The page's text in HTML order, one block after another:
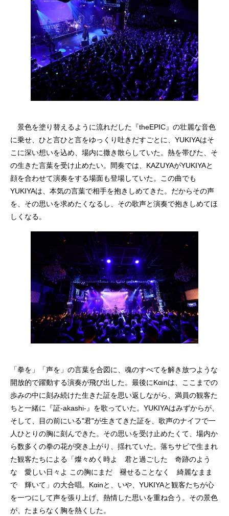
景色を塗り替えるように流れだした『theEPIC』の壮麗な音色
に乗せ、ひと言ひと言をゆっくり吐きだすごとに、YUKIYAはそ
こに深い想いを込め、場内に撒き散らしていた。熱を帯びた、そ
の生きた言葉を受け止めたい。間奏では、KAZUYAがYUKIYAと
顔を合わせて演奏をする場面も登場していた。この曲でも
YUKIYAは、本気の言葉で相手を抱きしめてきた。だからその声
を、その思いを求めたくなるし、その歌声と演奏で抱きしめてほ
しくなる。
「拳を」「声を」の言葉を合図に、魂のすべてを解き放つような
開放的で躍動する演奏が飛び出した。最後にKαinは、ここまでの
歩みの中に刻み続けた生きた証を思い返しながら、満員の観客た
ちと一緒に『証-akashi-』を歌っていた。YUKIYAはみずからが、
そして、目の前にいる"君"が生きてきた証を、歌声のナイフで一
人ひとりの胸に刻んできた。その思いを受け止めたくて、場内か
ら数多くの拳の花が突き上がり、揺れていた。落ちサビで生まれ
た観客たちによる「燦々めく時よ 君と過ごした 奇跡のよう
な 愛しい日々よ この胸にまだ 褪せることなく 綺麗なまま
で 輝いて」の大合唱。Kαinと、いや、YUKIYAと観客たちが心
を一つにして声を張り上げ、熱情した思いを重ね合う。その景色
が、たまらなく胸を熱くした。